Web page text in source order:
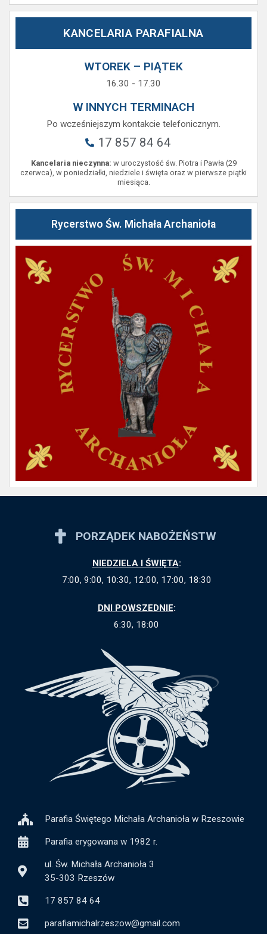
KANCELARIA PARAFIALNA
WTOREK – PIĄTEK
16.30 - 17.30
W INNYCH TERMINACH
Po wcześniejszym kontakcie telefonicznym.
17 857 84 64
Kancelaria nieczynna: w uroczystość św. Piotra i Pawła (29
czerwca), w poniedziałki, niedziele i święta oraz w pierwsze piątki
miesiąca.
Rycerstwo Św. Michała Archanioła
Parafia Świętego Michała Archanioła w Rzeszowie
Parafia erygowana w 1982 r.
ul. Św. Michała Archanioła 3
35-303 Rzeszów
17 857 84 64
parafiamichalrzeszow@gmail.com
PORZĄDEK NABOŻEŃSTW
NIEDZIELA I ŚWIĘTA:
7:00, 9:00, 10:30, 12:00, 17:00, 18:30
DNI POWSZEDNIE:
6:30, 18:00